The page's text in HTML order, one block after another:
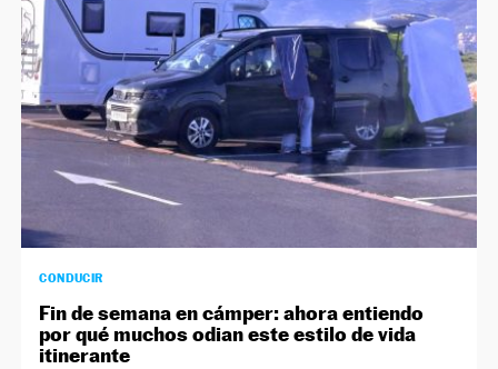
CONDUCIR
Fin de semana en cámper: ahora entiendo
por qué muchos odian este estilo de vida
itinerante